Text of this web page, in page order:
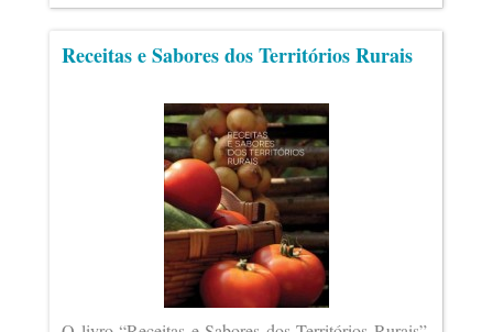
Receitas e Sabores dos Territórios Rurais